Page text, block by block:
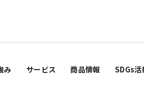
み サービス 商品情報 SDGs活